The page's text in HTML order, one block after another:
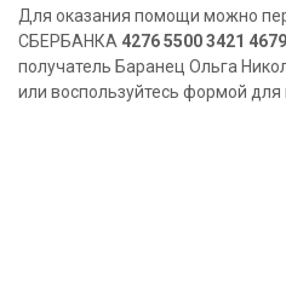
Для оказания помощи можно
СБЕРБАНКА 4276 5500 3421 4679
получатель Баранец Ольга
или воспользуйтесь формой для